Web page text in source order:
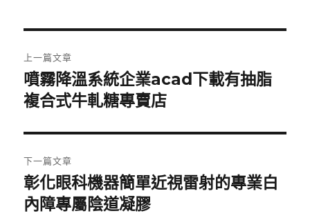
章
導
覽
上一篇文章
上
一
文
章:
噴霧降溫系統企業acad下載有抽脂
複合式牛軋糖專賣店
下一篇文章
下
一
彰化眼科機器簡單近視雷射的專業白
內障專屬陰道凝膠